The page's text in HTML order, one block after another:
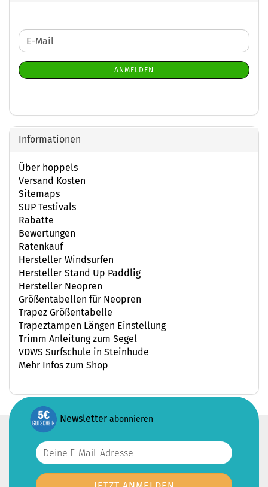
WEITER
ZUR
NEWSLETTER-
ANMELDUNG
E-
Mail
ANMELDEN
Informationen
Über hoppels
Versand Kosten
Sitemaps
SUP Testivals
Rabatte
Bewertungen
Ratenkauf
Hersteller Windsurfen
Hersteller Stand Up Paddlig
Hersteller Neopren
Größentabellen für Neopren
Trapez Größentabelle
Trapeztampen Längen Einstellung
Trimm Anleitung zum Segel
VDWS Surfschule in Steinhude
Mehr Infos zum Shop
Newsletter abonnieren